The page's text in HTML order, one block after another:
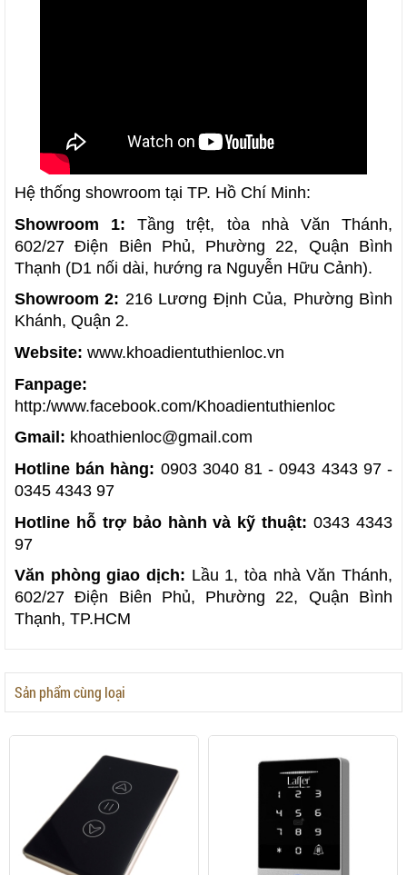
Hệ thống showroom tại TP. Hồ Chí Minh:
Showroom 1: Tầng trệt, tòa nhà Văn Thánh,
602/27 Điện Biên Phủ, Phường 22, Quận Bình
Thạnh (D1 nối dài, hướng ra Nguyễn Hữu Cảnh).
Showroom 2: 216 Lương Định Của, Phường Bình
Khánh, Quận 2.
Website: www.khoadientuthienloc.vn
Fanpage:
http:/www.facebook.com/Khoadientuthienloc
Gmail: khoathienloc@gmail.com
Hotline bán hàng: 0903 3040 81 - 0943 4343 97 -
0345 4343 97
Hotline hỗ trợ bảo hành và kỹ thuật: 0343 4343
97
Văn phòng giao dịch: Lầu 1, tòa nhà Văn Thánh,
602/27 Điện Biên Phủ, Phường 22, Quận Bình
Thạnh, TP.HCM
Sản phẩm cùng loại